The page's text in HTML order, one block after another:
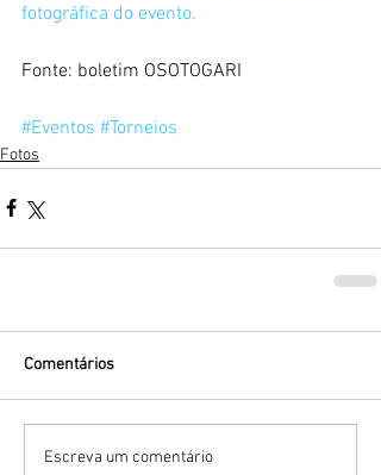
fotográfica do evento.
Fonte: boletim OSOTOGARI
#Eventos #Torneios
Fotos
Comentários
Escreva um comentário